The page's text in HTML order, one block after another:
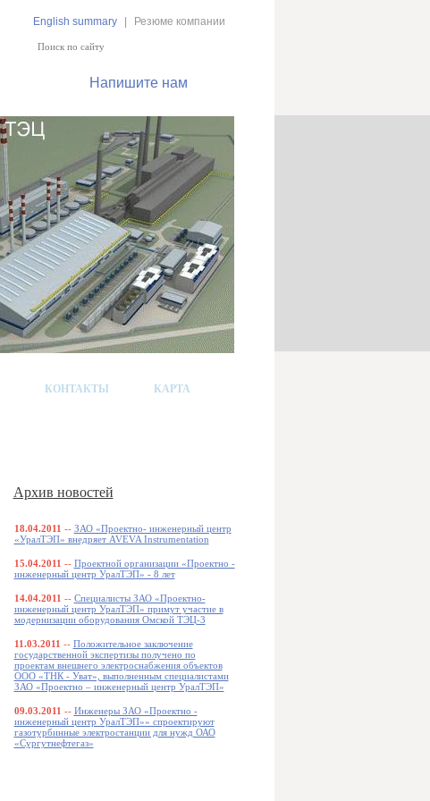
КОНТАКТЫ КАРТА
Напишите нам
English summary Резюме компании
Архив новостей
18.04.2011 -- ЗАО «Проектно- инженерный центр
«УралТЭП» внедряет AVEVA Instrumentation
15.04.2011 -- Проектной организации «Проектно -
инженерный центр УралТЭП» - 8 лет
14.04.2011 -- Специалисты ЗАО «Проектно-
инженерный центр УралТЭП» примут участие в
модернизации оборудования Омской ТЭЦ-3
11.03.2011 -- Положительное заключение
государственной экспертизы получено по
проектам внешнего электроснабжения объектов
ООО «ТНК - Уват», выполненным специалистами
ЗАО «Проектно – инженерный центр УралТЭП»
09.03.2011 -- Инженеры ЗАО «Проектно -
инженерный центр УралТЭП»» спроектируют
газотурбинные электростанции для нужд ОАО
«Сургутнефтегаз»